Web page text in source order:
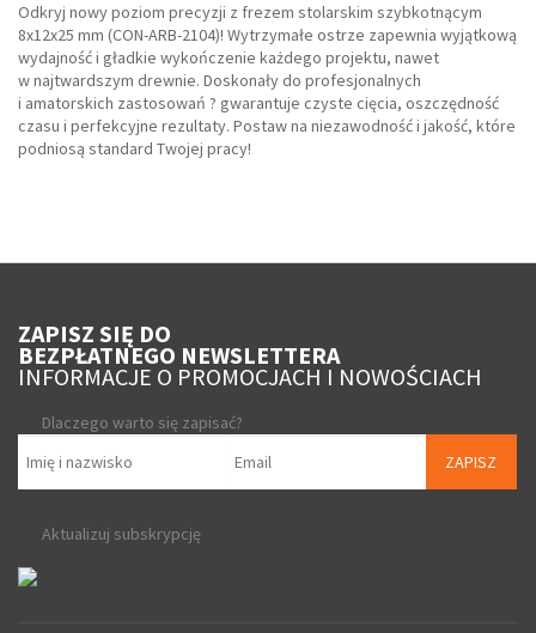
Odkryj nowy poziom precyzji z frezem stolarskim szybkotnącym
8x12x25 mm (CON-ARB-2104)! Wytrzymałe ostrze zapewnia wyjątkową
wydajność i gładkie wykończenie każdego projektu, nawet
w najtwardszym drewnie. Doskonały do profesjonalnych
i amatorskich zastosowań ? gwarantuje czyste cięcia, oszczędność
czasu i perfekcyjne rezultaty. Postaw na niezawodność i jakość, które
podniosą standard Twojej pracy!
ZAPISZ SIĘ DO
BEZPŁATNEGO NEWSLETTERA
INFORMACJE O PROMOCJACH I NOWOŚCIACH
Dlaczego warto się zapisać?
ZAPISZ
Aktualizuj subskrypcję